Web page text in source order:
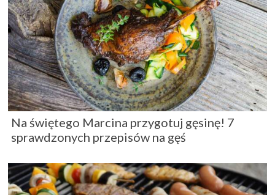
Na świętego Marcina przygotuj gęsinę! 7
sprawdzonych przepisów na gęś